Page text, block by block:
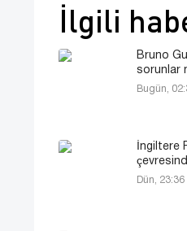
İlgili
Bruno
sorunlar
Bugün,
İngiltere
Dün, 23:36